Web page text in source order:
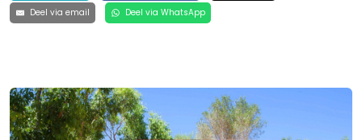
Deel via email
Deel via WhatsApp